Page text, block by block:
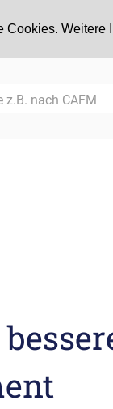
z.B. nach CAFM